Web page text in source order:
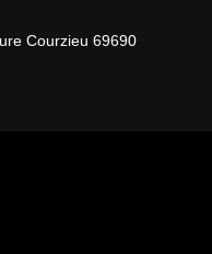
Courzieu 69690